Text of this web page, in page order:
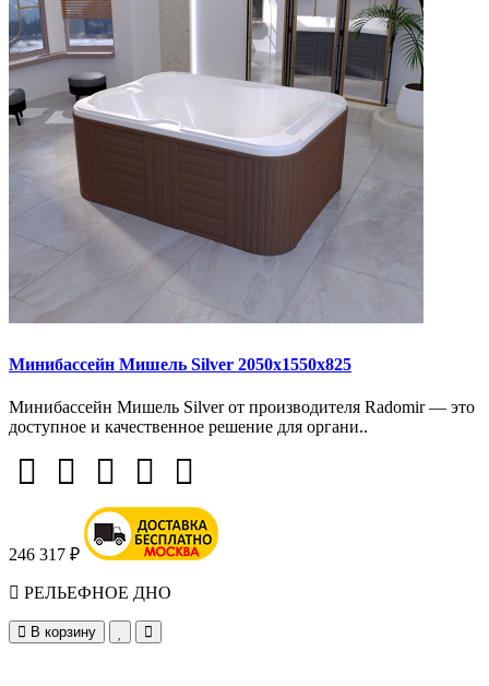
Минибассейн Мишель Silver 2050х1550х825
Минибассейн Мишель Silver от производителя Radomir — это
доступное и качественное решение для органи..
246 317 ₽
РЕЛЬЕФНОЕ ДНО
В корзину